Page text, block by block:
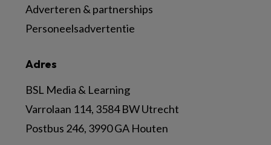
Adres
BSL Media & Learning
Varrolaan 114, 3584 BW Utrecht
Postbus 246, 3990 GA Houten
Adverteren & partnerships
Personeelsadvertentie